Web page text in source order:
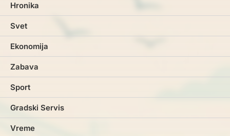
Hronika
Svet
Ekonomija
Zabava
Sport
Gradski Servis
Vreme